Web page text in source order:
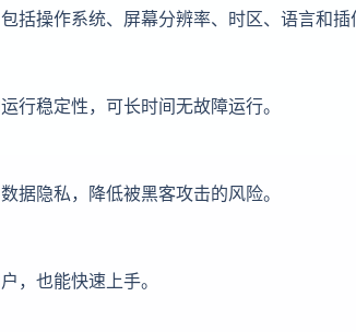
括操作系统、屏幕分辨率、时区、语言和
行稳定性，可长时间无故障运行。
据隐私，降低被黑客攻击的风险。
，也能快速上手。